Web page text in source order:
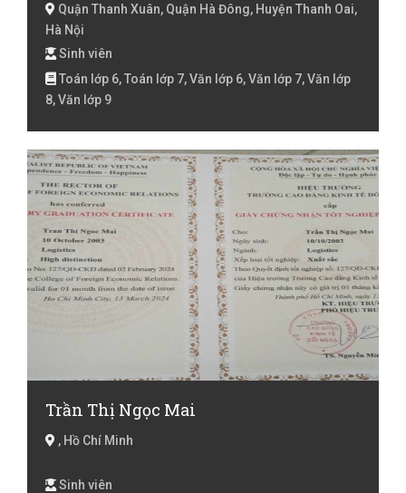
Quận Thanh Xuân, Quận Hà Đông, Huyện Thanh Oai,
Hà Nội
Sinh viên
Toán lớp 6, Toán lớp 7, Văn lớp 6, Văn lớp 7, Văn lớp
8, Văn lớp 9
Trần Thị Ngọc Mai
, Hồ Chí Minh
Sinh viên